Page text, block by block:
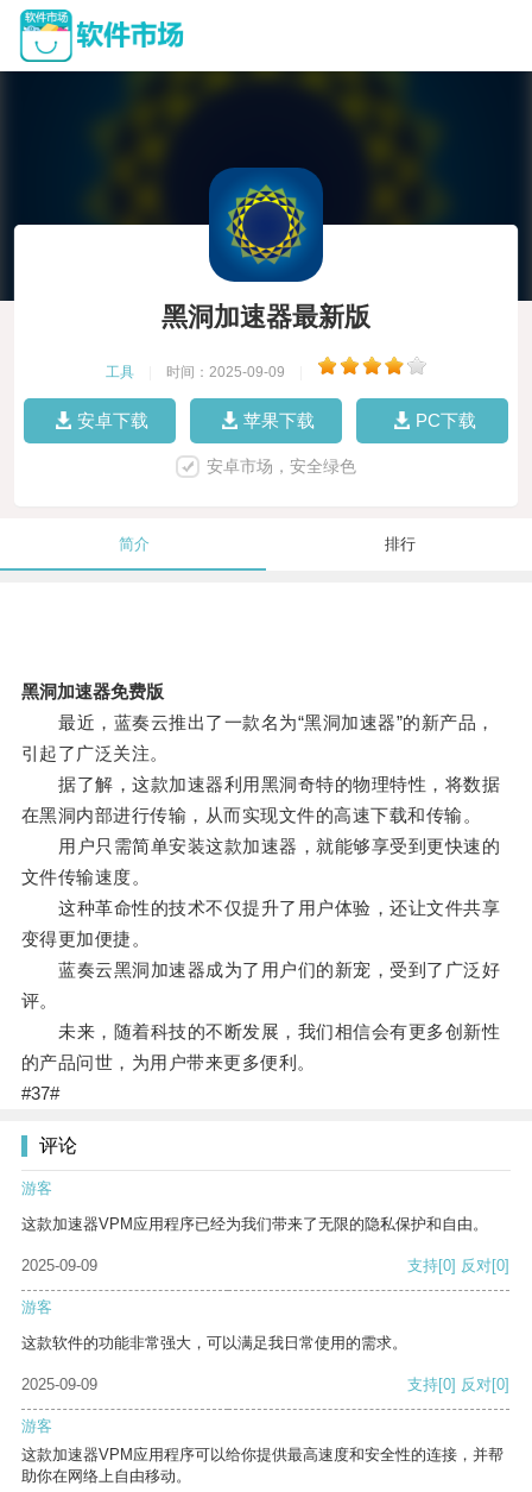
黑洞加速器最新版
工具 时间：2025-09-09
安卓下载 苹果下载 PC下载
安卓市场，安全绿色
简介 排行
黑洞加速器免费版
最近，蓝奏云推出了一款名为“黑洞加速器”的新产品，
引起了广泛关注。
据了解，这款加速器利用黑洞奇特的物理特性，将数据
在黑洞内部进行传输，从而实现文件的高速下载和传输。
用户只需简单安装这款加速器，就能够享受到更快速的
文件传输速度。
这种革命性的技术不仅提升了用户体验，还让文件共享
变得更加便捷。
蓝奏云黑洞加速器成为了用户们的新宠，受到了广泛好
评。
未来，随着科技的不断发展，我们相信会有更多创新性
的产品问世，为用户带来更多便利。
#37#
评论
游客
这款加速器VPM应用程序已经为我们带来了无限的隐私保护和自由。
2025-09-09 支持[0] 反对[0]
游客
这款软件的功能非常强大，可以满足我日常使用的需求。
2025-09-09 支持[0] 反对[0]
游客
这款加速器VPM应用程序可以给你提供最高速度和安全性的连接，并帮
助你在网络上自由移动。